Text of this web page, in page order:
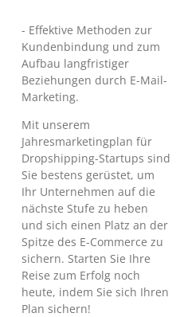
- Effektive Methoden zur
Kundenbindung und zum
Aufbau langfristiger
Beziehungen durch E-Mail-
Marketing.
Mit unserem
Jahresmarketingplan für
Dropshipping-Startups sind
Sie bestens gerüstet, um
Ihr Unternehmen auf die
nächste Stufe zu heben
und sich einen Platz an der
Spitze des E-Commerce zu
sichern. Starten Sie Ihre
Reise zum Erfolg noch
heute, indem Sie sich Ihren
Plan sichern!